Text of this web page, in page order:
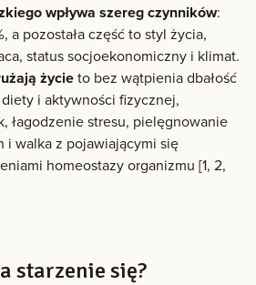
wpływa szereg czynników:
a pozostała część to styl życia,
status socjoekonomiczny i klimat.
życieto bez wątpienia dbałość
i aktywności fizycznej,
łagodzenie stresu, pielęgnowanie
i walka z pojawiającymi się
homeostazy organizmu [1, 2,
starzenie się?